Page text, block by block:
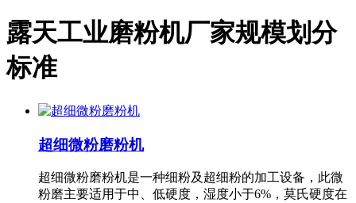
露天工业磨粉机厂家规模划分
标准
超细微粉磨粉机
超细微粉磨粉机是一种细粉及超细粉的加工设备，此微
粉磨主要适用于中、低硬度，湿度小于6%，莫氏硬度在